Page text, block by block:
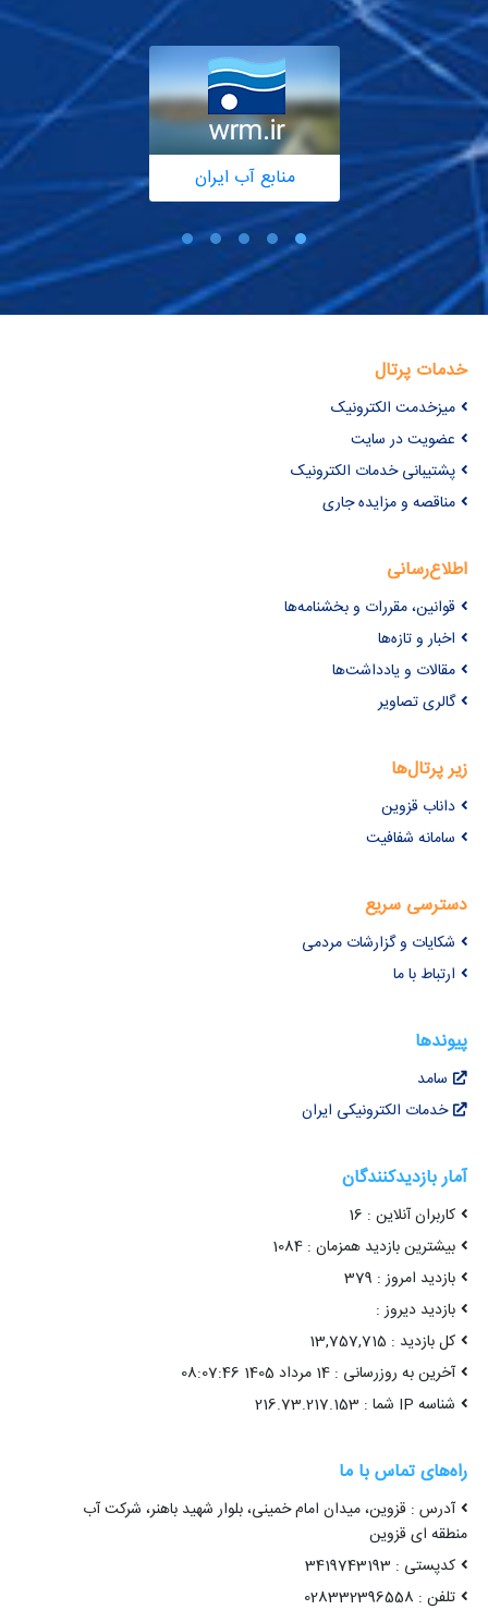
منابع آب ایران
خدمات پرتال
میزخدمت الکترونیک
عضویت در سایت
پشتیبانی خدمات الکترونیک
مناقصه و مزایده جاری
اطلاع‌رسانی
قوانین، مقررات و بخشنامه‌ها
اخبار و تازه‌ها
مقالات و یادداشت‌ها
گالری تصاویر
زیر پرتال‌ها
داناب قزوین
سامانه شفافیت
دسترسی سریع
شکایات و گزارشات مردمی
ارتباط با ما
پیوندها
سامد
خدمات الکترونیکی ایران
آمار بازدیدکنندگان
کاربران آنلاین : 16
بیشترین بازدید همزمان : 1084
بازدید امروز : 379
بازدید دیروز :
کل بازدید : 13,757,715
آخرین به روزرسانی : 14 مرداد 1405 08:07:46
شناسه IP شما : 216.73.217.153
راه‌های تماس با ما
آدرس : قزوین، میدان امام خمینی، بلوار شهید باهنر، شرکت آب
منطقه ای قزوین
کدپستی : 3419743193
تلفن : 028332396558